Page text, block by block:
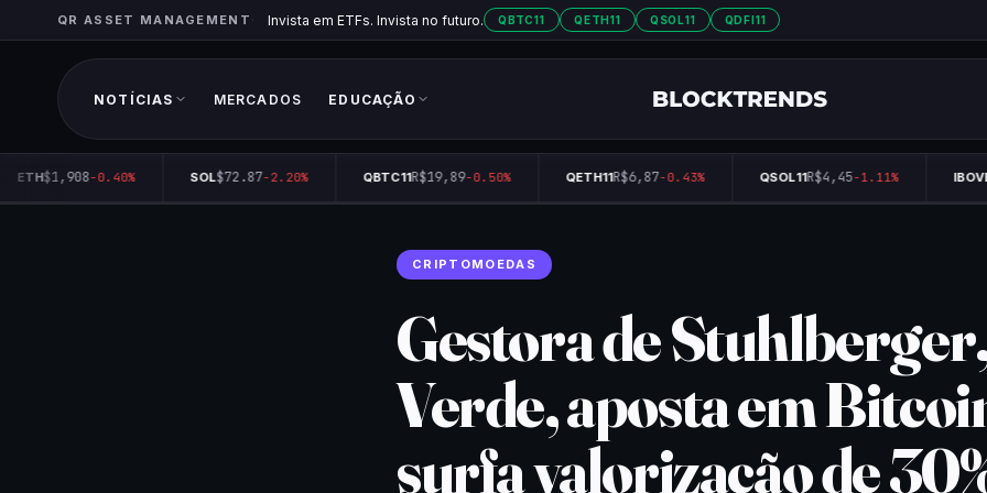
QR ASSET MANAGEMENT Invista em ETFs. Invista no futuro. QBTC11 QETH11 QSOL11 QDFI11
NOTÍCIAS MERCADOS EDUCAÇÃO
ETH$1,908-0.40% SOL$72.87-2.20% QBTC11R$19,89-0.50% QETH11R$6,87-0.43% QSOL11R$4,45-1.11%
CRIPTOMOEDAS
Gestora de
Verde, aposta em
surfa valorização de